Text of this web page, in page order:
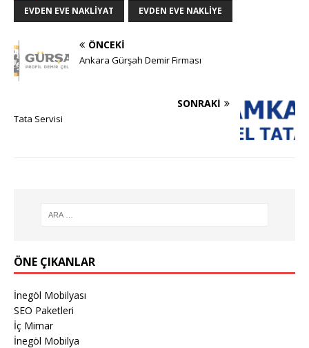
EVDEN EVE NAKLIYAT EVDEN EVE NAKLIYE
ÖNCEKI
Ankara Gürşah Demir Firması
SONRAKI
Tata Servisi
ÖNE ÇIKANLAR
İnegöl Mobilyası
SEO Paketleri
İç Mimar
İnegöl Mobilya